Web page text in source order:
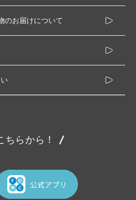
のお届けについて
ちらから！